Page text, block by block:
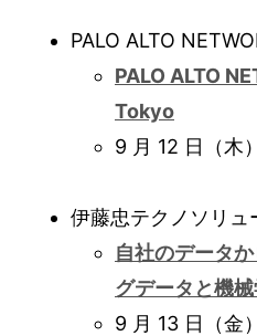
PALO ALTO
PALO ALTO
Tokyo
9 月 12 日（木
伊藤忠テクノソリュ
自社のデータ
グデータと機
9 月 13 日（金